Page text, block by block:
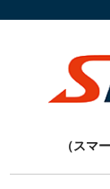
（スマ